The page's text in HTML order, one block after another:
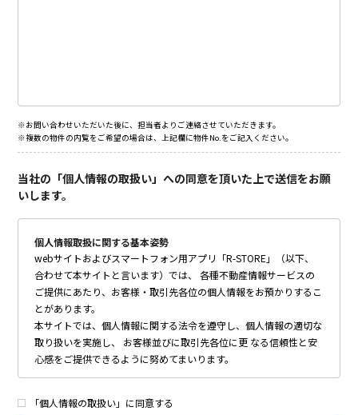
※お問い合わせいただいた後に、担当者よりご連絡させていただきます。
※複数の物件の内覧をご希望の場合は、上記欄に物件No.をご記入ください。
当社の「個人情報の取扱い」への同意を頂いた上で送信をお願
いします。
個人情報取扱に関する基本姿勢
webサイトおよびスマートフォン用アプリ「R-STORE」（以下、
合わせて本サイトと言います）では、 各種不動産情報サービスの
ご提供にあたり、お客様・取引先各位の個人情報をお預かりするこ
とがあります。
本サイトでは、個人情報に関する法令を遵守し、個人情報の適切な
取り扱いを実施し、 お客様並びに取引先各位に更 なる信頼性と安
心感をご提供できるように努めてまいります。
個人情報の取得について
本サイトは、偽りその他不正の手段によらず適正に個人情報を取得
「個人情報の取扱い」に同意する